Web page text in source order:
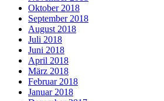
Oktober 2018
September 2018
August 2018
Juli 2018
Juni 2018
April 2018
März 2018
Februar 2018
Januar 2018